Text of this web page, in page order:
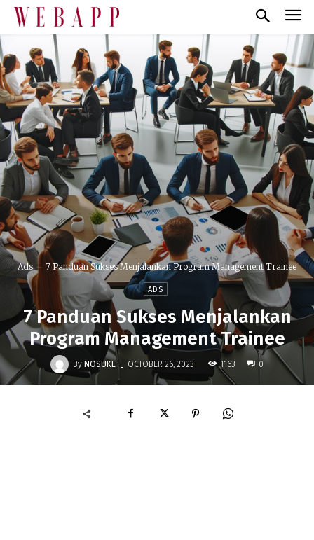
Ads 7 Panduan Sukses Menjalankan Program Management Trainee
ADS
7 Panduan Sukses Menjalankan
Program Management Trainee
By NOSUKE - OCTOBER 26, 2023 1163 0